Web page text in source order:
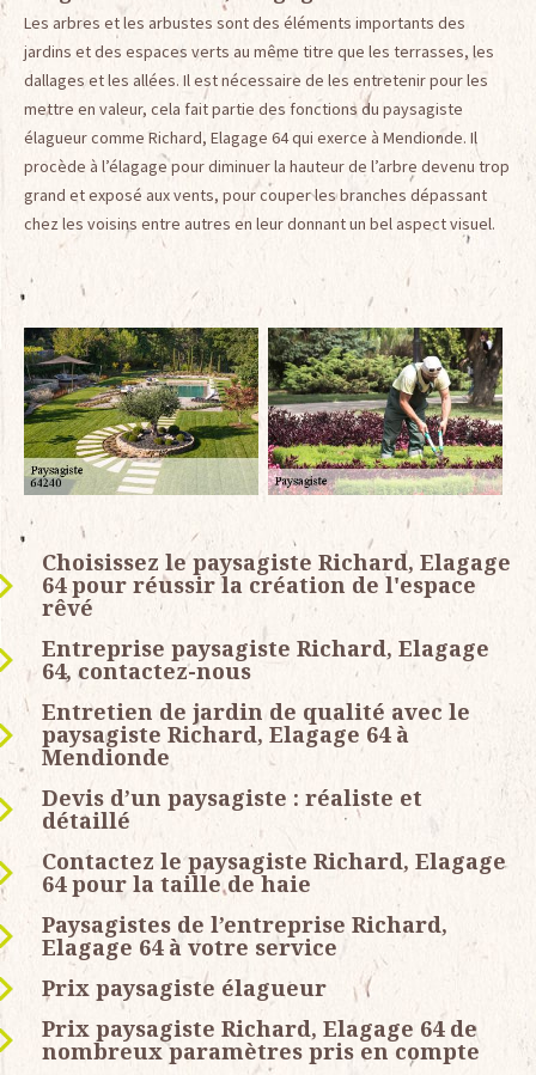
Les arbres et les arbustes sont des éléments importants des
jardins et des espaces verts au même titre que les terrasses, les
dallages et les allées. Il est nécessaire de les entretenir pour les
mettre en valeur, cela fait partie des fonctions du paysagiste
élagueur comme Richard, Elagage 64 qui exerce à Mendionde. Il
procède à l’élagage pour diminuer la hauteur de l’arbre devenu trop
grand et exposé aux vents, pour couper les branches dépassant
chez les voisins entre autres en leur donnant un bel aspect visuel.
Choisissez le paysagiste Richard, Elagage
64 pour réussir la création de l'espace
rêvé
Entreprise paysagiste Richard, Elagage
64, contactez-nous
Entretien de jardin de qualité avec le
paysagiste Richard, Elagage 64 à
Mendionde
Devis d’un paysagiste : réaliste et
détaillé
Contactez le paysagiste Richard, Elagage
64 pour la taille de haie
Paysagistes de l’entreprise Richard,
Elagage 64 à votre service
Prix paysagiste élagueur
Prix paysagiste Richard, Elagage 64 de
nombreux paramètres pris en compte